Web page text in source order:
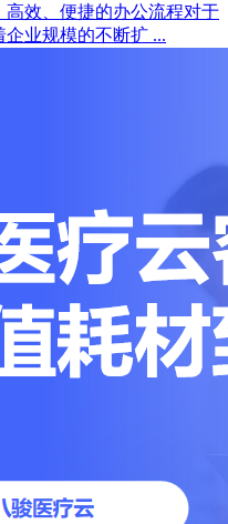
效、便捷的办公流程对于
业规模的不断扩 ...